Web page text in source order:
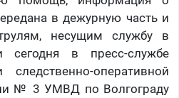
в дежурную часть и
несущим службу в
в пресс-службе
оперативной
№ 3 УМВД по Волгограду